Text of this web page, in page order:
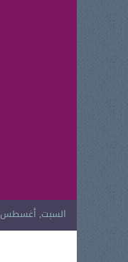
السبت, أغسطس 8 2026